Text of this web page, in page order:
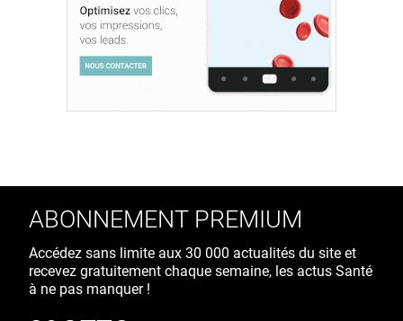
ABONNEMENT PREMIUM
Accédez sans limite aux 30 000 actualités du site et
recevez gratuitement chaque semaine, les actus Santé
à ne pas manquer !